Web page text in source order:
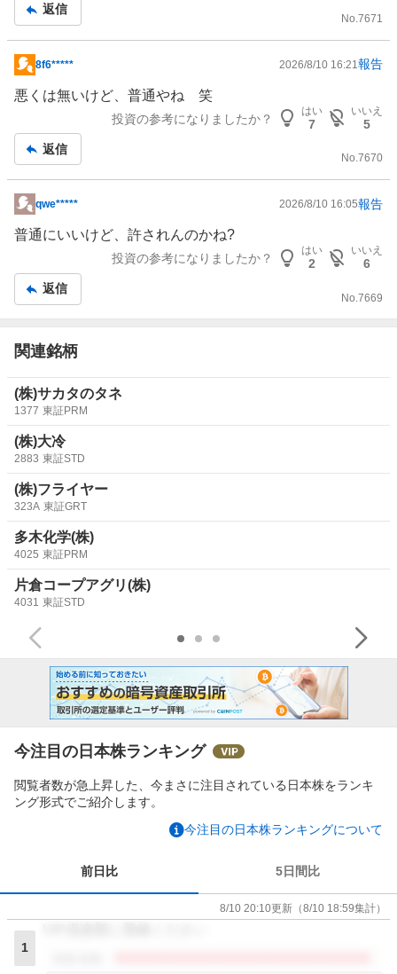
事
返信
No. 7671
掲
示
記
事
8f6***** 2026/8/10 16:21 報告
悪くは無いけど、普通やね 笑
投資の参考になりましたか？
はい
7
いいえ
5
返信
No.7670
掲
示
記
事
qwe***** 2026/8/10 16:05報告
普通にいいけど、許されんのかね?
投資の参考になりましたか？
はい
2
いいえ
6
返信
No. 7669
関連銘柄
(株)サカタのタネ
1377 東証PRM
(株)大冷
2883 東証STD
(株)フライヤー
323A 東証GRT
多木化学(株)
4025 東証PRM
片倉コープアグリ(株)
4031 東証STD
今注目の日本株ランキング
閲覧者数が急上昇した、今まさに注目されている日本株をランキ
ング形式でご紹介します。
今注目の日本株ランキングについて
前日比 5日間比
8/10 20:10更新 （8/10 18:59集計）
1